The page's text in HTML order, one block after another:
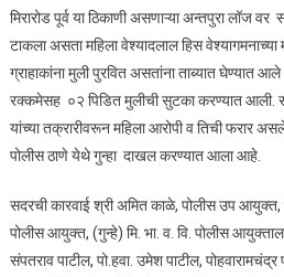
मिरारोड पूर्व या ठिकाणी असणाऱ्या अन्तपुरा लॉज
टाकला असता महिला वेश्यादलाल हिस
ग्राहाकांना मुली पुरवित असतांना ताब्यात घेण्यात
रक्कमेसह ०२ पिडित मुलीची सुटका करण्यात आली.
यांच्या तक्रारीवरून महिला आरोपी व तिची फरार
पोलीस ठाणे येथे गुन्हा दाखल करण्यात आला आहे.
सदरची कारवाई श्री अमित काळे, पोलीस उप
पोलीस आयुक्त, (गुन्हे) मि. भा. व. वि. पोलीस आयुक्तालय
संपतराव पाटील, पो.हवा. उमेश पाटील,